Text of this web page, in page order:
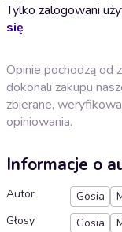
Tylko zalogowani
się
Opinie pochodzą od
dokonali zakupu
zbierane,
opiniowania.
Informacje o
Autor Gosia
Głosy
Gosia